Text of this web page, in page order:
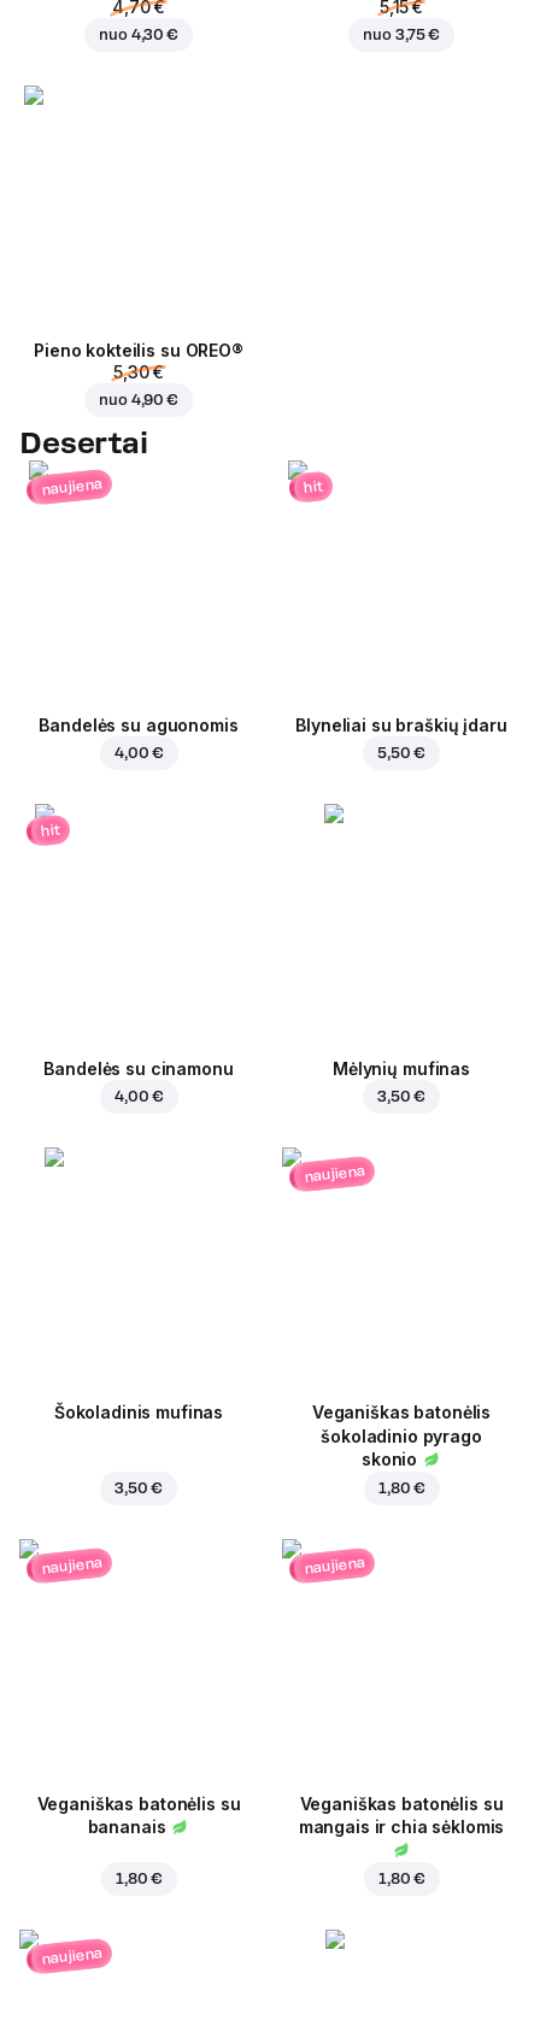
4,70 €
nuo 4,30 €
5,15 €
nuo 3,75 €
Pieno kokteilis su OREO®
5,30 €
nuo 4,90 €
Desertai
naujiena
Bandelės su aguonomis
4,00 €
hit
Blyneliai su braškių įdaru
5,50 €
hit
Bandelės su cinamonu
4,00 €
Mėlynių mufinas
3,50 €
Šokoladinis mufinas
3,50 €
naujiena
Veganiškas batonėlis
šokoladinio pyrago
skonio
1,80 €
naujiena
Veganiškas batonėlis su
bananais
1,80 €
naujiena
Veganiškas batonėlis su
mangais ir chia sėklomis
1,80 €
naujiena